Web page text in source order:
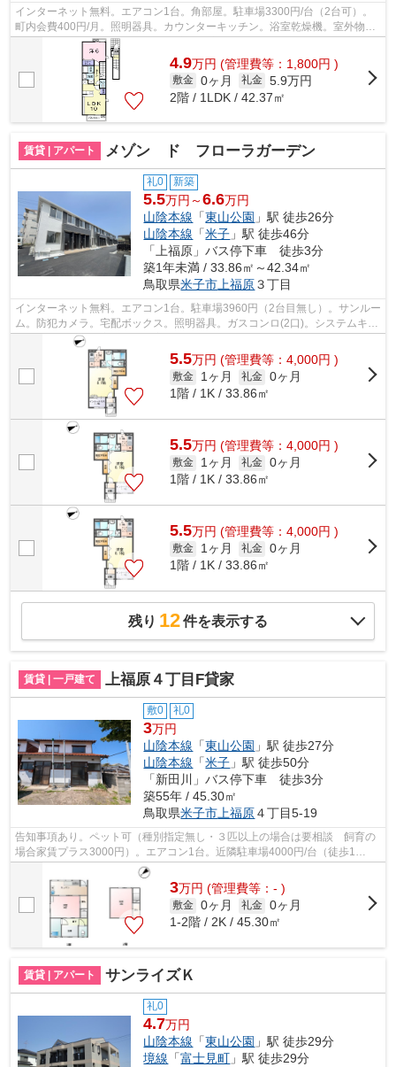
インターネット無料。エアコン1台。角部屋。駐車場3300円/台（2台可）。
町内会費400円/月。照明器具。カウンターキッチン。浴室乾燥機。室外物
置。TVインターホン。温水洗浄便座。独立...
4.9万円 (管理費等：1,800円 )
敷金 0ヶ月 礼金 5.9万円
2階 / 1LDK / 42.37㎡
賃貸 | アパート メゾン ド フローラガーデン
礼0 新築
5.5万円～6.6万円
山陰本線 「東山公園 」駅 徒歩26分
山陰本線 「米子 」駅 徒歩46分
「上福原」バス停下車 徒歩3分
築1年未満 / 33.86㎡～42.34㎡
鳥取県米子市 上福原３丁目
インターネット無料。エアコン1台。駐車場3960円（2台目無し）。サンルー
ム。防犯カメラ。宅配ボックス。照明器具。ガスコンロ(2口)。システムキッ
チン。追焚き。浴室乾燥機。室内物干...
5.5万円 (管理費等：4,000円 )
敷金 1ヶ月 礼金 0ヶ月
1階 / 1K / 33.86㎡
5.5万円 (管理費等：4,000円 )
敷金 1ヶ月 礼金 0ヶ月
1階 / 1K / 33.86㎡
5.5万円 (管理費等：4,000円 )
敷金 1ヶ月 礼金 0ヶ月
1階 / 1K / 33.86㎡
残り 12件を表示する
賃貸 | 一戸建て 上福原４丁目F貸家
敷0 礼0
3万円
山陰本線 「東山公園 」駅 徒歩27分
山陰本線 「米子 」駅 徒歩50分
「新田川」バス停下車 徒歩3分
築55年 / 45.30㎡
鳥取県米子市 上福原４丁目5-19
告知事項あり。ペット可（種別指定無し・３匹以上の場合は要相談 飼育の
場合家賃プラス3000円）。エアコン1台。近隣駐車場4000円/台（徒歩1
分）。メゾネット。照明器具。風呂トイレ別...
3万円 (管理費等：- )
敷金 0ヶ月 礼金 0ヶ月
1-2階 / 2K / 45.30㎡
賃貸 | アパート サンライズＫ
礼0
4.7万円
山陰本線 「東山公園 」駅 徒歩29分
境線 「富士見町 」駅 徒歩29分